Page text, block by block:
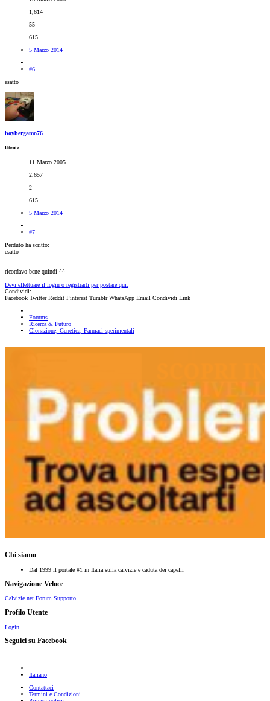
1,614
55
615
5 Marzo 2014
#6
esatto
boybergamo76
Utente
11 Marzo 2005
2,657
2
615
5 Marzo 2014
#7
Perduto ha scritto:
esatto
ricordavo bene quindi ^^
Devi effettuare il login o registrarti per postare qui.
Condividi:
Facebook Twitter Reddit Pinterest Tumblr WhatsApp Email Condividi Link
Forums
Ricerca & Futuro
Clonazione, Genetica, Farmaci sperimentali
Chi siamo
Dal 1999 il portale #1 in Italia sulla calvizie e caduta dei capelli
Navigazione Veloce
Calvizie.net Forum Supporto
Profilo Utente
Login
Seguici su Facebook
Italiano
Contattaci
Termini e Condizioni